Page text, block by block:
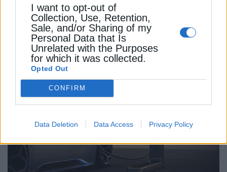
I want to opt-out of
Collection, Use, Retention,
Sale, and/or Sharing of my
Personal Data that Is
Unrelated with the Purposes
for which it was collected.
Opted Out
CONFIRM
Data Deletion Data Access Privacy Policy
ΔΕΊΤΕ ΕΠΊΣΗΣ